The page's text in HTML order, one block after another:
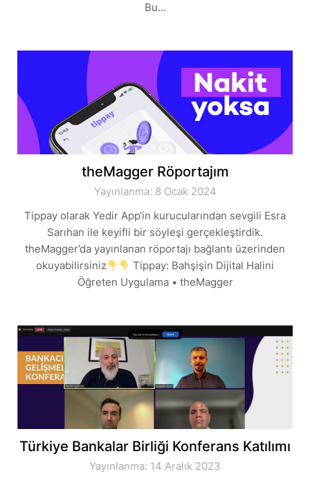
Bu…
theMagger Röportajım
Yayınlanma: 8 Ocak 2024
Tippay olarak Yedir App‘in kurucularından sevgili Esra
Sarıhan ile keyifli bir söyleşi gerçekleştirdik.
theMagger’da yayınlanan röportajı bağlantı üzerinden
okuyabilirsiniz
Tippay: Bahşişin Dijital Halini
Öğreten Uygulama • theMagger
Türkiye Bankalar Birliği Konferans Katılımı
Yayınlanma: 14 Aralık 2023